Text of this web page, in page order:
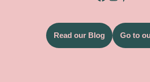
Read our Blog Go to